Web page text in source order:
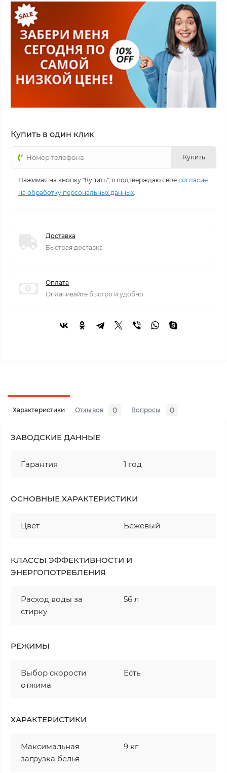
Купить в один клик
Купить
Нажимая на кнопку "Купить", я подтверждаю свое согласие
на обработку персональных данных
Доставка
Быстрая доставка
Оплата
Оплачивайте быстро и удобно
Характеристики Отзывов 0 Вопросы 0
ЗАВОДСКИЕ ДАННЫЕ
Гарантия 1 год
ОСНОВНЫЕ ХАРАКТЕРИСТИКИ
Цвет Бежевый
КЛАССЫ ЭФФЕКТИВНОСТИ И
ЭНЕРГОПОТРЕБЛЕНИЯ
Расход воды за
стирку
56 л
РЕЖИМЫ
Выбор скорости
отжима
Есть
ХАРАКТЕРИСТИКИ
Максимальная
загрузка белья
9 кг